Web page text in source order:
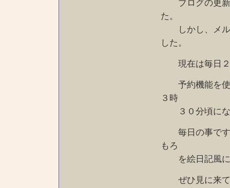
ブログの更新
た。
しかし、メル
した。
現在は毎日２
予約機能を使
３時
３０分頃にな
毎日の事です
もろ
を絵日記風に
ぜひ見に来て